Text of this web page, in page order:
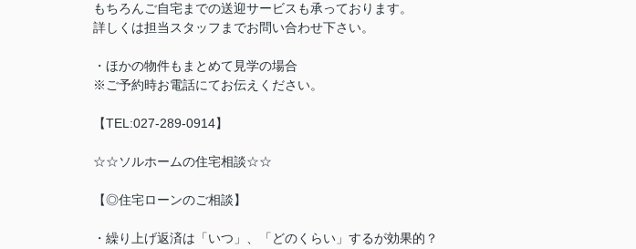
もちろんご自宅までの送迎サービスも承っております。
詳しくは担当スタッフまでお問い合わせ下さい。
・ほかの物件もまとめて見学の場合
※ご予約時お電話にてお伝えください。
【TEL:027-289-0914】
☆☆ソルホームの住宅相談☆☆
【◎住宅ローンのご相談】
・繰り上げ返済は「いつ」、「どのくらい」するが効果的？